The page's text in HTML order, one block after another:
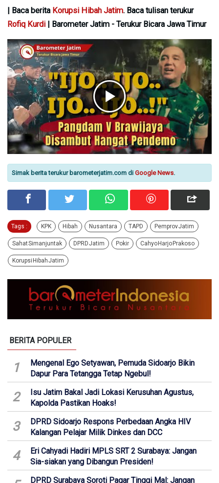
| Baca berita Korupsi Hibah Jatim. Baca tulisan terukur
Rofiq Kurdi | Barometer Jatim - Terukur Bicara Jawa Timur
Simak berita terukur barometerjatim.com di Google News.
Tags : KPK Hibah Nusantara TAPD Pemprov Jatim
Sahat Simanjuntak DPRD Jatim Pokir Cahyo Harjo Prakoso
Korupsi Hibah Jatim
BERITA POPULER
1
Mengenal Ego Setyawan, Pemuda Sidoarjo Bikin
Dapur Para Tetangga Tetap Ngebul!
2
Isu Jatim Bakal Jadi Lokasi Kerusuhan Agustus,
Kapolda Pastikan Hoaks!
3
DPRD Sidoarjo Respons Perbedaan Angka HIV
Kalangan Pelajar Milik Dinkes dan DCC
4
Eri Cahyadi Hadiri MPLS SRT 2 Surabaya: Jangan
Sia-siakan yang Dibangun Presiden!
DPRD Surabaya Soroti Pagar Tinggi Mal: Jangan